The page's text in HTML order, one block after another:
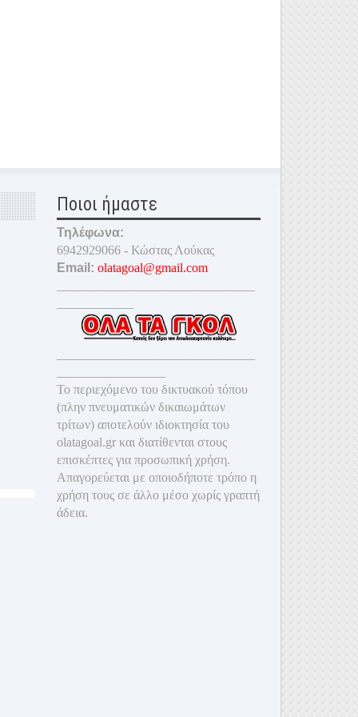
Ποιοι ήμαστε
Τηλέφωνα:
6942929066 - Κώστας Λούκας
Email: olatagoal@gmail.com
Το περιεχόμενο του δικτυακού τόπου
(πλην πνευματικών δικαιωμάτων
τρίτων) αποτελούν ιδιοκτησία του
olatagoal.gr και διατίθενται στους
επισκέπτες για προσωπική χρήση.
Απαγορεύεται με οποιοδήποτε τρόπο η
χρήση τους σε άλλο μέσο χωρίς γραπτή
άδεια.